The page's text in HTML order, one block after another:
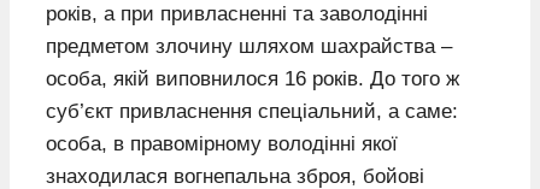
років, а при привласненні та заволодінні
предметом злочину шляхом шахрайства –
особа, якій виповнилося 16 років. До того ж
суб’єкт привласнення спеціальний, а саме:
особа, в правомірному володінні якої
знаходилася вогнепальна зброя, бойові